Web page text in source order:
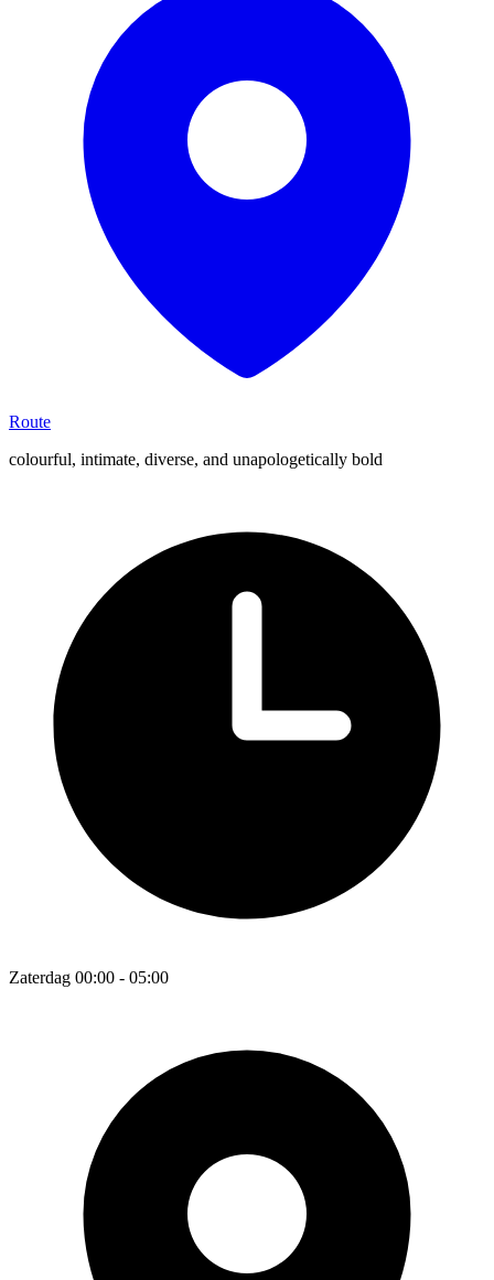
Route
colourful, intimate, diverse, and unapologetically bold
Zaterdag 00:00 - 05:00